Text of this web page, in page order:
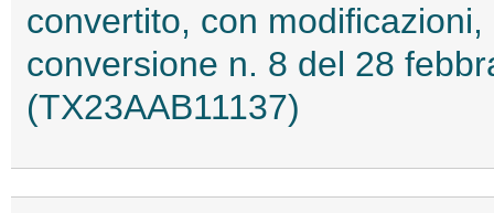
convertito, con
conversione n. 8 del 28
(TX23AAB11137)